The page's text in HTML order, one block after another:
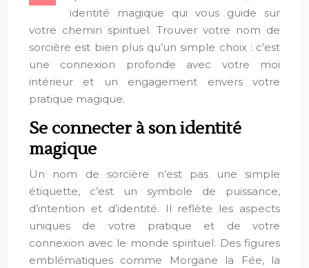
identité magique qui vous guide sur
votre chemin spirituel. Trouver votre nom de
sorcière est bien plus qu’un simple choix : c’est
une connexion profonde avec votre moi
intérieur et un engagement envers votre
pratique magique.
Se connecter à son identité
magique
Un nom de sorcière n’est pas une simple
étiquette, c’est un symbole de puissance,
d’intention et d’identité. Il reflète les aspects
uniques de votre pratique et de votre
connexion avec le monde spirituel. Des figures
emblématiques comme Morgane la Fée, la